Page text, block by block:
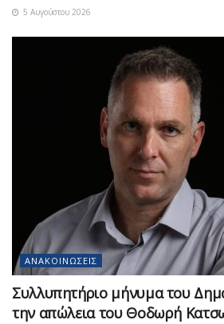
5 Αυγούστου 2026
ΑΝΑΚΟΙΝΏΣΕΙΣ
Συλλυπητήριο μήνυμα του
την απώλεια του Θοδωρή